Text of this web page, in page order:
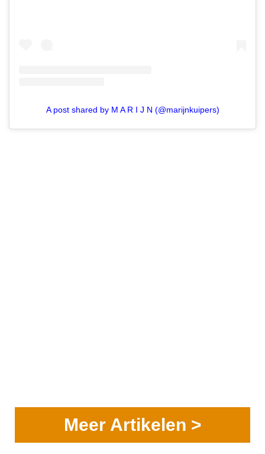
A post shared by M A R I J N (@marijnkuipers)
Meer Artikelen >